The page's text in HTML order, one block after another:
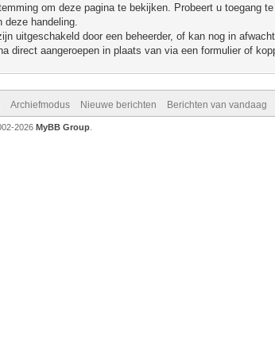
om deze pagina te bekijken. Probeert u toegang
deze handeling.
uitgeschakeld door een beheerder, of kan nog in
direct aangeroepen in plaats van via een formulier of
Archiefmodus Nieuwe berichten Berichten van vandaag
2026 MyBB Group.